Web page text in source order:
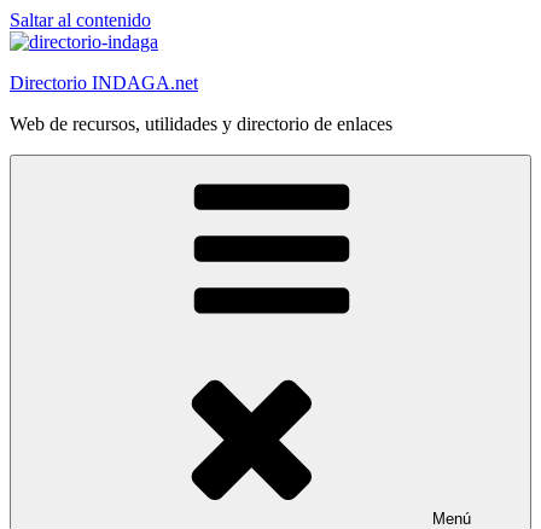
Saltar al contenido
Directorio INDAGA.net
Web de recursos, utilidades y directorio de enlaces
Menú